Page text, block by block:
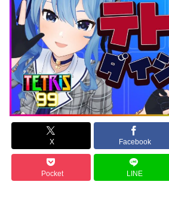
X Facebook
Pocket LINE